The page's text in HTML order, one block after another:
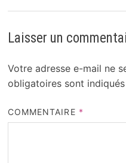
Laisser un
Votre adresse e-mail ne
obligatoires sont
COMMENTAIRE *